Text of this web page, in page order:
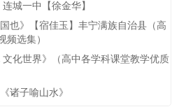
城一中【徐金华】
也》【宿佳玉】丰宁满族自治县（高
频选集）
化世界》（高中各学科课堂教学优质
诸子喻山水》